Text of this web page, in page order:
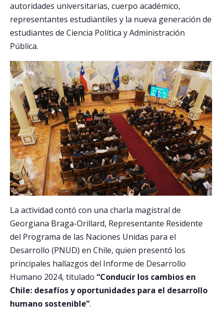
autoridades universitarias, cuerpo académico,
representantes estudiantiles y la nueva generación de
estudiantes de Ciencia Política y Administración
Pública.
La actividad contó con una charla magistral de
Georgiana Braga-Orillard, Representante Residente
del Programa de las Naciones Unidas para el
Desarrollo (PNUD) en Chile, quien presentó los
principales hallazgos del Informe de Desarrollo
Humano 2024, titulado “Conducir los cambios en
Chile: desafíos y oportunidades para el desarrollo
humano sostenible”.